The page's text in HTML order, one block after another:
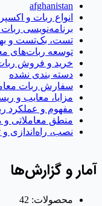
afghanistan
انواع ربات و
برنامه‌نویسی ربات
تست، بک‌تست و
توسعه ربات‌های
خرید و فروش
دسته بندی نشده
سفارش ربات
مزایا، معایب و
مفهوم و عملکرد
منطق معاملاتی و
نصب، راه‌اندازی
آمار و گزارش‌ها
محصولات: 42